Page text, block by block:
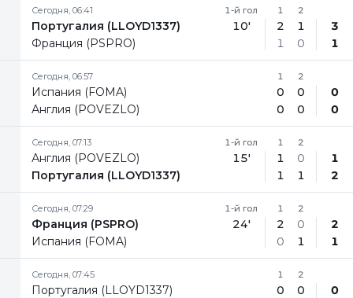
Сегодня, 06:41
Португалия (LLOYD1337)
Франция (PSPRO)
1-й гол
10'
1
2
1
2
1
0
3
1
Сегодня, 06:57
Испания (FOMA)
Англия (POVEZLO)
1
0
0
2
0
0
0
0
Сегодня, 07:13
Англия (POVEZLO)
Португалия (LLOYD1337)
1-й гол
15'
1
1
1
2
0
1
1
2
Сегодня, 07:29
Франция (PSPRO)
Испания (FOMA)
1-й гол
24'
1
2
0
2
0
1
2
1
Сегодня, 07:45
Португалия (LLOYD1337)
1
0
2
0
0